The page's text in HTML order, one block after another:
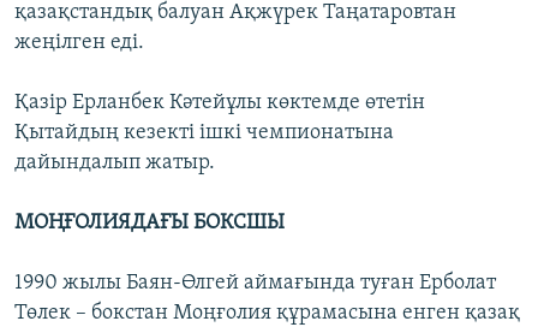
қазақстандық балуан Ақжүрек Таңатаровтан
жеңілген еді.
Қазір Ерланбек Кәтейұлы көктемде өтетін
Қытайдың кезекті ішкі чемпионатына
дайындалып жатыр.
МОҢҒОЛИЯДАҒЫ БОКСШЫ
1990 жылы Баян-Өлгей аймағында туған Ерболат
Төлек – бокстан Моңғолия құрамасына енген қазақ